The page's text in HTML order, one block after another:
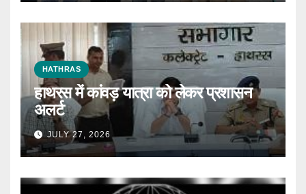
HATHRAS
हाथरस में कांवड़ यात्रा को लेकर प्रशासन
अलर्ट
JULY 27, 2026